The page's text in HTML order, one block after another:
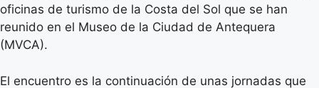
oficinas de turismo de la Costa del Sol que se han
reunido en el Museo de la Ciudad de Antequera
(MVCA).
El encuentro es la continuación de unas jornadas que